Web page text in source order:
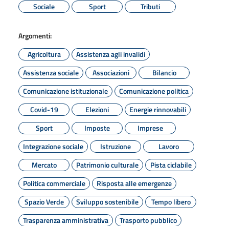
Sociale
Sport Tributi
Argomenti:
Agricoltura
Assistenza agli invalidi
Assistenza sociale
Associazioni
Bilancio
Comunicazione istituzionale
Comunicazione politica
Covid-19
Elezioni
Energie rinnovabili
Sport
Imposte
Imprese
Integrazione sociale
Istruzione
Lavoro
Mercato
Patrimonio culturale
Pista ciclabile
Politica commerciale
Risposta alle emergenze
Spazio Verde
Sviluppo sostenibile
Tempo libero
Trasparenza amministrativa
Trasporto pubblico